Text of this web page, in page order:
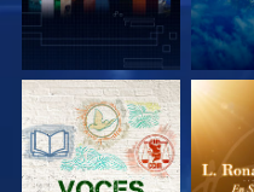
EXPLORA LAS
SERIES
SERIES